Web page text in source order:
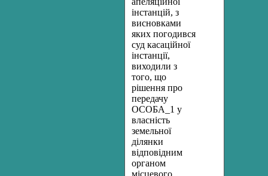
інстанцій, з
висновками
яких погодився
суд касаційної
інстанції,
виходили з
того, що
рішення про
передачу
ОСОБА_1 у
власність
земельної
ділянки
відповідним
органом
місцевого